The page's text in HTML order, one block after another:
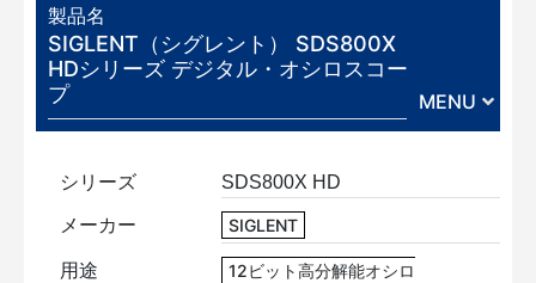
製品名
SIGLENT（シグレント） SDS800X
HDシリーズ デジタル・オシロスコー
プ
MENU
シリーズ SDS800X HD
メーカー SIGLENT
用途
12ビット高分解能オシロ